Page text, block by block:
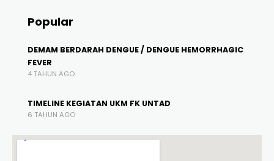
Popular
DEMAM BERDARAH DENGUE / DENGUE HEMORRHAGIC
FEVER
4 TAHUN AGO
TIMELINE KEGIATAN UKM FK UNTAD
6 TAHUN AGO